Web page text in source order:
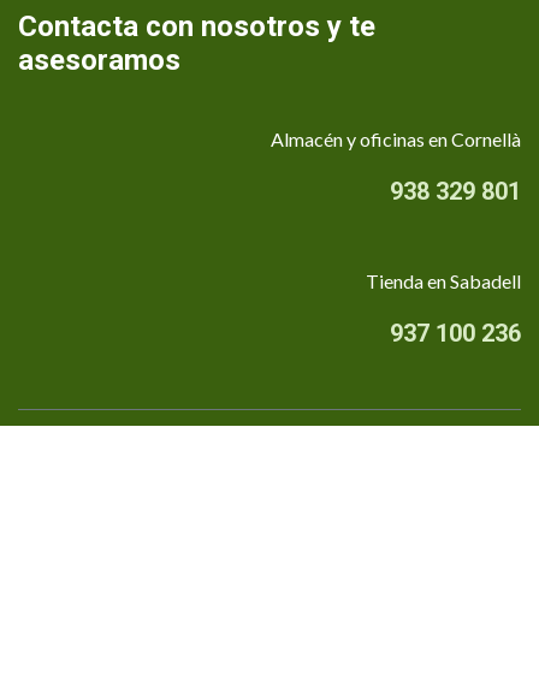
Contacta con nosotros y te
asesoramos
Almacén y oficinas en Cornellà
938 329 801
Tienda en Sabadell
937 100 236